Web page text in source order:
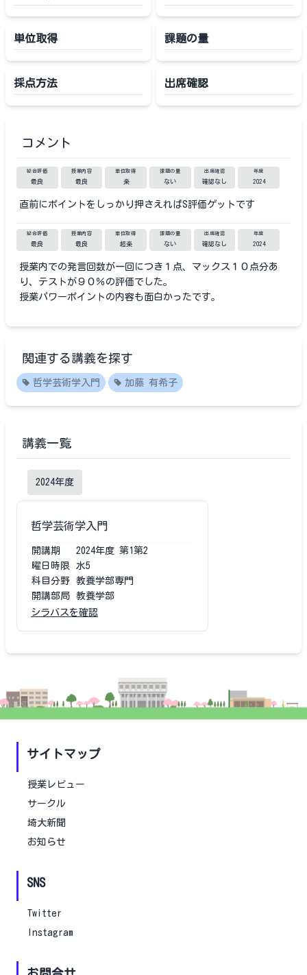
単位取得 課題の量
採点方法 出席確認
コメント
総合評価
最良
授業内容
最良
単位取得
楽
課題の量
ない
出席確認
確認なし
年度
2024
直前にポイントをしっかり押さえればS評価ゲットです
総合評価
最良
授業内容
最良
単位取得
超楽
課題の量
ない
出席確認
確認なし
年度
2024
授業内での発言回数が一回につき１点、マックス１０点分あ
り、テストが９０％の評価でした。
授業パワーポイントの内容も面白かったです。
関連する講義を探す
哲学芸術学入門 加藤 有希子
講義一覧
2024年度
哲学芸術学入門
開講期 2024年度 第1第2
曜日時限
水5
科目分野
教養学部専門
開講部局
教養学部
シラバスを確認
サイトマップ
授業レビュー
サークル
埼大新聞
お知らせ
SNS
Twitter
Instagram